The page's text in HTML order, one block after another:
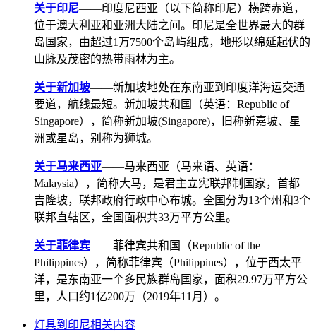
关于印尼——印度尼西亚（以下简称印尼）横跨赤道，
位于澳大利亚和亚洲大陆之间。印尼是全世界最大的群
岛国家，由超过1万7500个岛屿组成，地形以绵延起伏的
山脉及茂密的热带雨林为主。
关于新加坡——新加坡地处在东南亚到印度洋海运交通
要道，航线最短。新加坡共和国（英语：Republic of
Singapore），简称新加坡(Singapore)，旧称新嘉坡、星
洲或星岛，别称为狮城。
关于马来西亚——马来西亚（马来语、英语：
Malaysia），简称大马，是君主立宪联邦制国家，首都
吉隆坡，联邦政府行政中心布城。全国分为13个州和3个
联邦直辖区，全国面积共33万平方公里。
关于菲律宾——菲律宾共和国（Republic of the
Philippines），简称菲律宾（Philippines），位于西太平
洋，是东南亚一个多民族群岛国家，面积29.97万平方公
里，人口约1亿200万（2019年11月）。
灯具到印尼相关内容